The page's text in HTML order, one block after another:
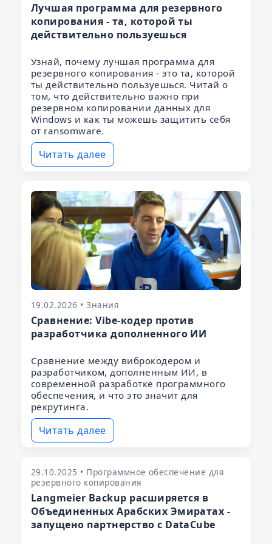
Лучшая программа для резервного
копирования - та, которой ты
действительно пользуешься
Узнай, почему лучшая программа для
резервного копирования - это та, которой
ты действительно пользуешься. Читай о
том, что действительно важно при
резервном копировании данных для
Windows и как ты можешь защитить себя
от ransomware.
Читать далее
19.02.2026 • Знания
Сравнение: Vibe-кодер против
разработчика дополненного ИИ
Сравнение между виброкодером и
разработчиком, дополненным ИИ, в
современной разработке программного
обеспечения, и что это значит для
рекрутинга.
Читать далее
29.10.2025 • Программное обеспечение для
резервного копирования
Langmeier Backup расширяется в
Объединенных Арабских Эмиратах -
запущено партнерство с DataCube